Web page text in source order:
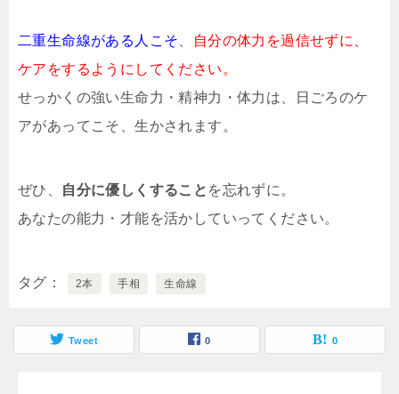
二重生命線がある人こそ
自分の体力を過信せずに、
ケアをするようにしてください。
せっかくの強い生命力・精神力・体力は、日ごろのケ
アがあってこそ、生かされます。
ぜひ、 自分に優しくすること を忘れずに。
あなたの能力・才能を活かしていってください。
タグ 2本 手相 生命線
Tweet 0 0